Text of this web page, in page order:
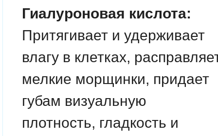
Гиалуроновая кислота:
Притягивает и удерживает
влагу в клетках,
мелкие морщинки, придает
губам визуальную
плотность, гладкость и